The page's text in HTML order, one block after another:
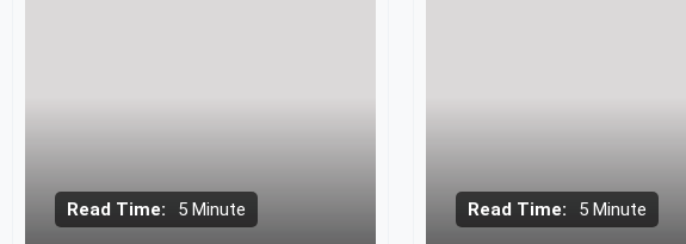
Read Time: 5 Minute Read Time: 5 Minute